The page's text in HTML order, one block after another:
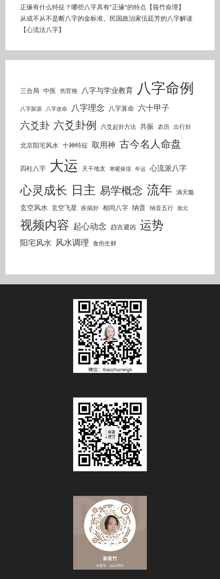
正缘有什么特征？哪些八字具有“正缘”的特点【筱竹命理】
从或不从不是断八字的金标准。民国政治家伍廷芳的八字解读
【心流法八字】
三合局 中医 伤官格 八字与学业教育 八字命例
八字探源 八字改命 八字理念 八字算命 六十甲子
六爻卦 六爻卦例 六爻起卦方法 共振 农历 出行卦
北京阳宅风水 十神特征 取用神 古今名人命盘
四柱八字 大运 天干地支 寒暖燥湿 年运 心流派八字
心灵成长 日主 易学概念 流年 滴天髓
玄空风水 玄空飞星 疾病卦 相同八字 纳音 纳音五行 胎元
视频内容 起心动念 趋吉避凶 运势
阳宅风水 风水调理 食伤生财